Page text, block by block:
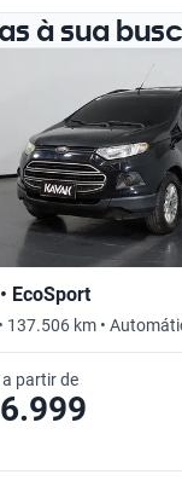
à sua
EcoSport
137.506 km •
a partir de